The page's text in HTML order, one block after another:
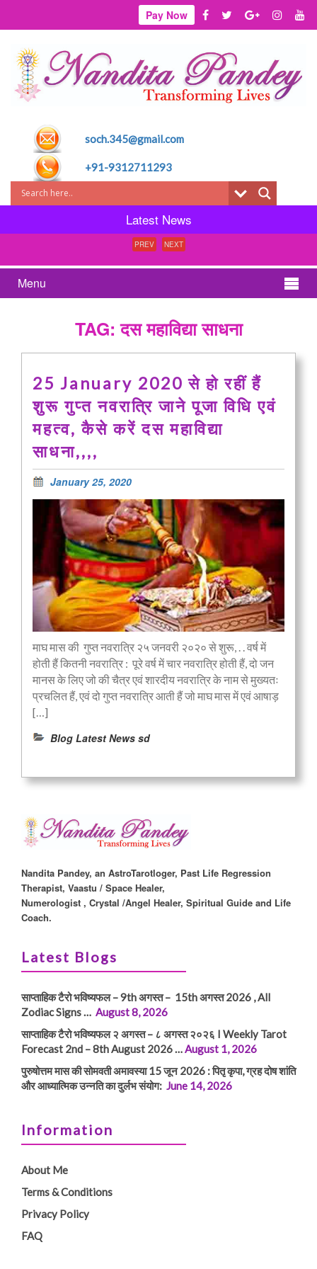
Pay Now
soch.345@gmail.com
+91-9312711293
Latest News
PREV NEXT
Menu
TAG: दस महाविद्या साधना
25 January 2020 से हो रहीं हैं
शुरू गुप्त नवरात्रि जाने पूजा विधि एवं
महत्व, कैसे करें दस महाविद्या
साधना,,,,
January 25, 2020
माघ मास की गुप्त नवरात्रि २५ जनवरी २०२० से शुरू, . . वर्ष में
होती हैं कितनी नवरात्रि : पूरे वर्ष में चार नवरात्रि होती हैं, दो जन
मानस के लिए जो की चैत्र एवं शारदीय नवरात्रि के नाम से मुख्यतः
प्रचलित हैं, एवं दो गुप्त नवरात्रि आती हैं जो माघ मास में एवं आषाड़
[…]
Blog Latest News sd
Nandita Pandey, an AstroTarotloger, Past Life Regression
Therapist, Vaastu / Space Healer,
Numerologist , Crystal /Angel Healer, Spiritual Guide and Life
Coach.
Latest Blogs
साप्ताहिक टैरो भविष्यफल – 9th अगस्त – 15th अगस्त 2026 , All
Zodiac Signs … August 8, 2026
साप्ताहिक टैरो भविष्यफल २ अगस्त – ८ अगस्त २०२६ I Weekly Tarot
Forecast 2nd – 8th August 2026 …August 1, 2026
पुरुषोत्तम मास की सोमवती अमावस्या 15 जून 2026 : पितृ कृपा, ग्रह दोष शांति
और आध्यात्मिक उन्नति का दुर्लभ संयोग: June 14, 2026
Information
About Me
Terms & Conditions
Privacy Policy
FAQ